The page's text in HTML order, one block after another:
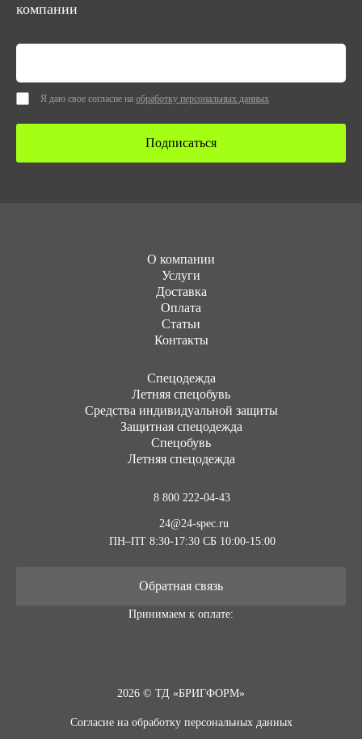
компании
Я даю свое согласие на обработку персональных данных
Подписаться
О компании
Услуги
Доставка
Оплата
Статьи
Контакты
Cпецодежда
Летняя спецобувь
Средства индивидуальной защиты
Защитная спецодежда
Спецобувь
Летняя спецодежда
8 800 222-04-43
24@24-spec.ru
ПН–ПТ 8:30-17:30 СБ 10:00-15:00
Обратная связь
Принимаем к оплате:
2026 © ТД «БРИГФОРМ»
Согласие на обработку персональных данных